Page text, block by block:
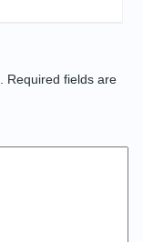
Required fields are